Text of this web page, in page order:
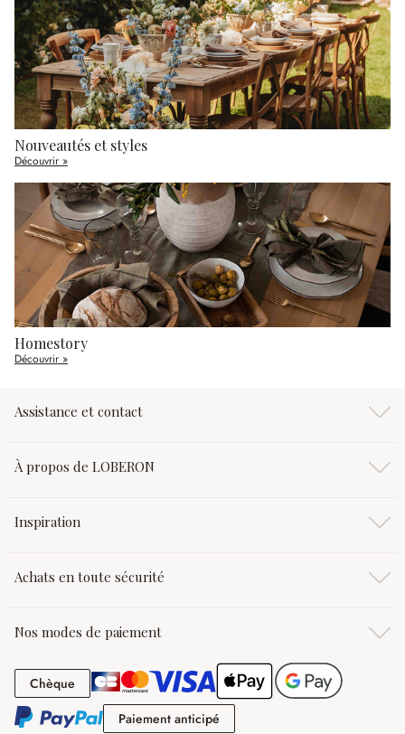
Nouveautés et styles
Découvrir »
Homestory
Découvrir »
Assistance et contact
À propos de LOBERON
Inspiration
Achats en toute sécurité
Nos modes de paiement
Chèque Chèque
Paiement anticipé